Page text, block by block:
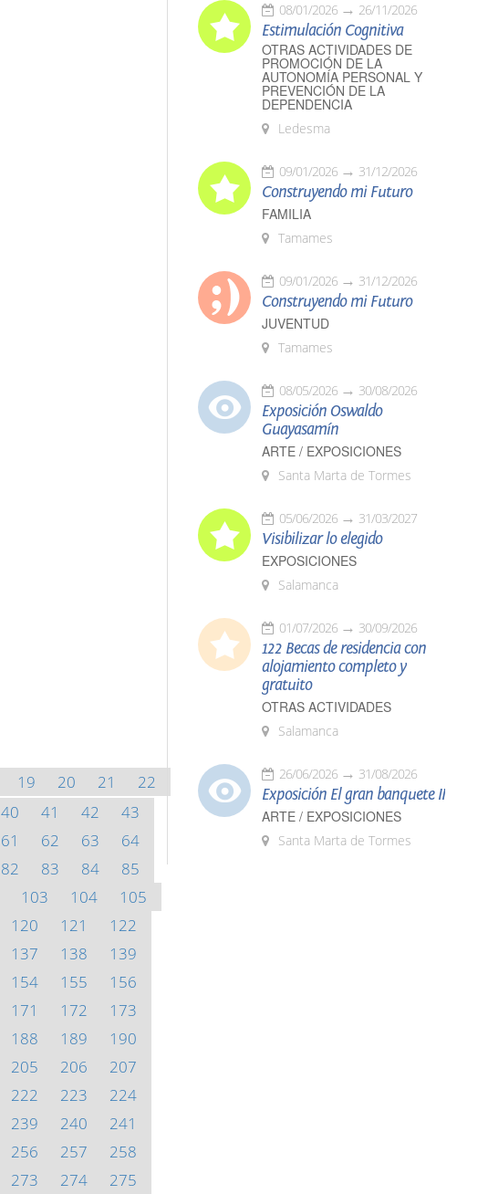
19 20 21
22
40 41 42
43
61 62 63
64
82 83 84
85
103 104
105
120 121
122
137 138
139
154 155
156
171 172
173
188 189
190
205 206
207
222 223
224
239 240
241
256 257
258
273 274 275
08/01/2026 26/11/2026
Estimulación Cognitiva
OTRAS ACTIVIDADES DE
PROMOCIÓN DE LA
AUTONOMÍA PERSONAL Y
PREVENCIÓN DE LA
DEPENDENCIA
Ledesma
09/01/2026 31/12/2026
Construyendo mi Futuro
FAMILIA
Tamames
09/01/2026 31/12/2026
Construyendo mi Futuro
JUVENTUD
Tamames
08/05/2026 30/08/2026
Exposición Oswaldo
Guayasamín
ARTE / EXPOSICIONES
Santa Marta de Tormes
05/06/2026 31/03/2027
Visibilizar lo elegido
EXPOSICIONES
Salamanca
01/07/2026 30/09/2026
122 Becas de residencia con
alojamiento completo y
gratuito
OTRAS ACTIVIDADES
Salamanca
26/06/2026 31/08/2026
Exposición El gran banquete II
ARTE / EXPOSICIONES
Santa Marta de Tormes